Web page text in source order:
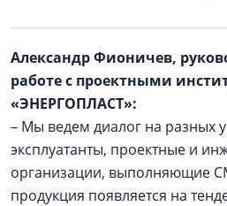
Александр Фионичев,
работе с проектными
«ЭНЕРГОПЛАСТ»:
– Мы ведем диалог на разных
эксплуатанты, проектные и
организации, выполняющие
продукция появляется на